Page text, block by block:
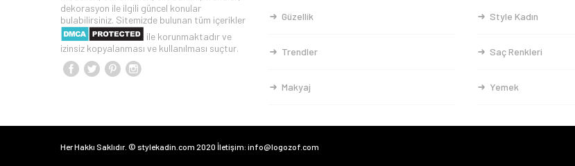
dekorasyon ile ilgili güncel konular
bulabilirsiniz. Sitemizde bulunan tüm içerikler
ile korunmaktadır ve
izinsiz kopyalanması ve kullanılması suçtur.
Güzellik Style Kadın
Trendler Saç Renkleri
Makyaj Yemek
Her Hakkı Saklıdır. © stylekadin.com 2020 İletişim: info@logozof.com